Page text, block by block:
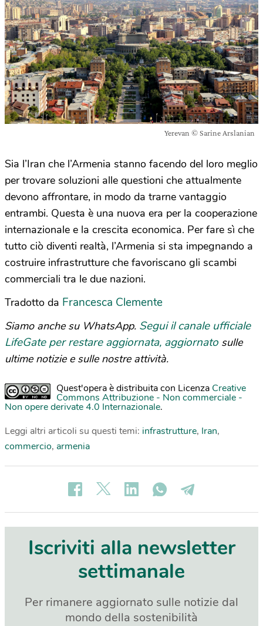
Yerevan © Sarine Arslanian
Sia l’Iran che l’Armenia stanno facendo del loro meglio
per trovare soluzioni alle questioni che attualmente
devono affrontare, in modo da trarne vantaggio
entrambi. Questa è una nuova era per la cooperazione
internazionale e la crescita economica. Per fare sì che
tutto ciò diventi realtà, l’Armenia si sta impegnando a
costruire infrastrutture che favoriscano gli scambi
commerciali tra le due nazioni.
Tradotto da Francesca Clemente
Siamo anche su WhatsApp. Segui il canale ufficiale
LifeGate per restare aggiornata, aggiornato sulle
ultime notizie e sulle nostre attività.
Quest'opera è distribuita con Licenza Creative
Commons Attribuzione - Non commerciale -
Non opere derivate 4.0 Internazionale.
Leggi altri articoli su questi temi: infrastrutture, Iran,
commercio, armenia
Iscriviti alla newsletter
settimanale
Per rimanere aggiornato sulle notizie dal
mondo della sostenibilità